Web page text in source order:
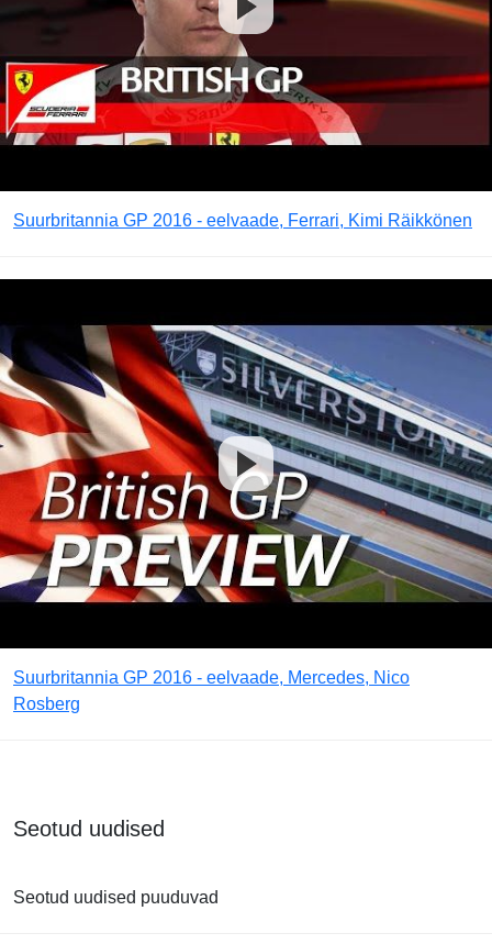
Suurbritannia GP 2016 - eelvaade, Ferrari, Kimi Räikkönen
Suurbritannia GP 2016 - eelvaade, Mercedes, Nico
Rosberg
Seotud uudised
Seotud uudised puuduvad